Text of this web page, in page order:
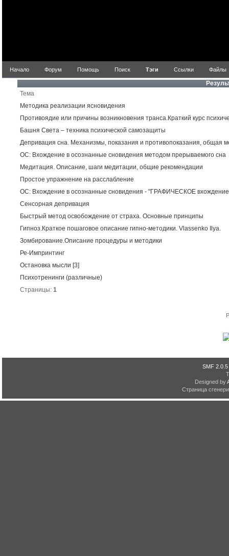
Начало Форум Помощь Поиск Тэги Ссылки Файлы
Тема
Методика реализации ясновидения
Противоядие или причины возникновения транса.Краткий курс
Башня Света – техника психической самозащиты
Депривация сна. Механизмы, показания и противопоказания, общая
ОС: Вхождение в осознанные сновидения методом прерываемого сна
Медитация. Описание, шаги медитации, общие рекомендации
Простое упражнение на расслабление
ОС: Вхождение в осознанные сновидения - "ГРАФИЧЕСКОЕ
Сенсорная депривация
Быстрый метод освобождение от страха. Основные принципы
Гипноз.Краткое пошаговое описание гипно-методики. Vlassenko Ilya.
Зомбирование.Описание процедуры и методики
Ре-Импринтинг
Остановка мысли [3]
Психотренинги (различные)
Страницы: 1
SMF 2.0.5
Designed by
Страница